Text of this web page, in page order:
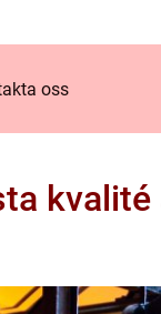
oss